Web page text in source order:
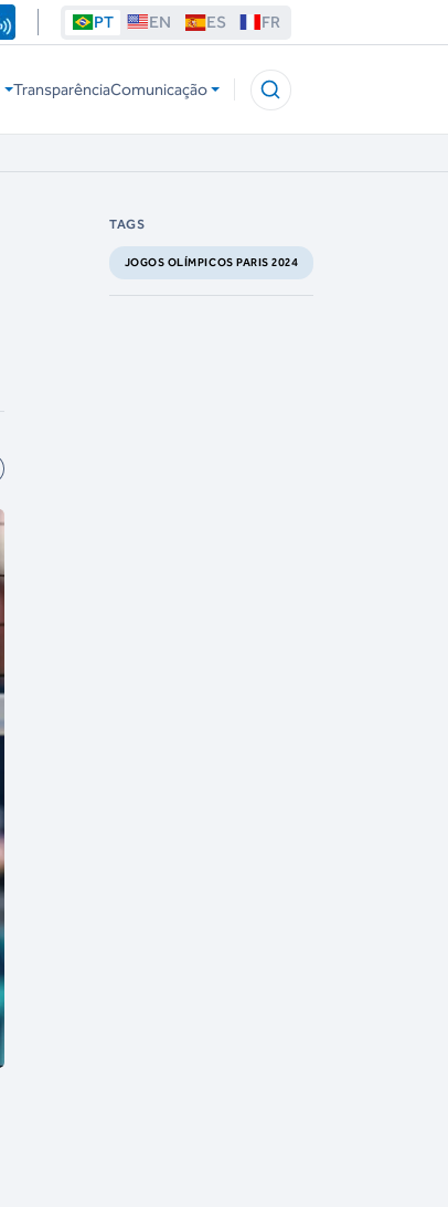
PT EN ES FR
TransparênciaComunicação
TAGS
JOGOS OLÍMPICOS PARIS 2024